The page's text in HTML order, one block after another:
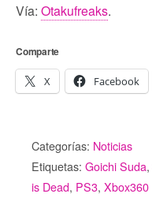
Vía: Otakufreaks.
Comparte
X Facebook
Categorías: Noticias
Etiquetas: Goichi Suda,
is Dead, PS3, Xbox360